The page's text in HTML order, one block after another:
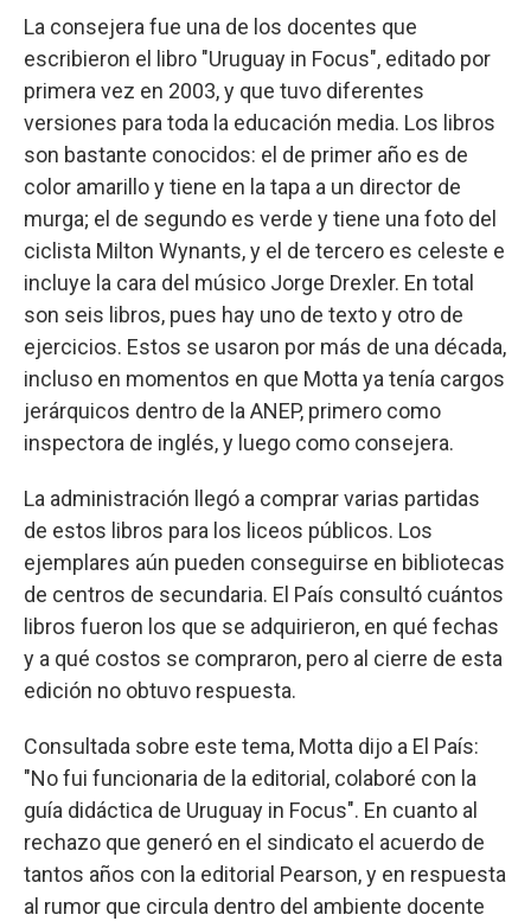
La consejera fue una de los docentes que
escribieron el libro "Uruguay in Focus", editado por
primera vez en 2003, y que tuvo diferentes
versiones para toda la educación media. Los libros
son bastante conocidos: el de primer año es de
color amarillo y tiene en la tapa a un director de
murga; el de segundo es verde y tiene una foto del
ciclista Milton Wynants, y el de tercero es celeste e
incluye la cara del músico Jorge Drexler. En total
son seis libros, pues hay uno de texto y otro de
ejercicios. Estos se usaron por más de una década,
incluso en momentos en que Motta ya tenía cargos
jerárquicos dentro de la ANEP, primero como
inspectora de inglés, y luego como consejera.
La administración llegó a comprar varias partidas
de estos libros para los liceos públicos. Los
ejemplares aún pueden conseguirse en bibliotecas
de centros de secundaria. El País consultó cuántos
libros fueron los que se adquirieron, en qué fechas
y a qué costos se compraron, pero al cierre de esta
edición no obtuvo respuesta.
Consultada sobre este tema, Motta dijo a El País:
"No fui funcionaria de la editorial, colaboré con la
guía didáctica de Uruguay in Focus". En cuanto al
rechazo que generó en el sindicato el acuerdo de
tantos años con la editorial Pearson, y en respuesta
al rumor que circula dentro del ambiente docente